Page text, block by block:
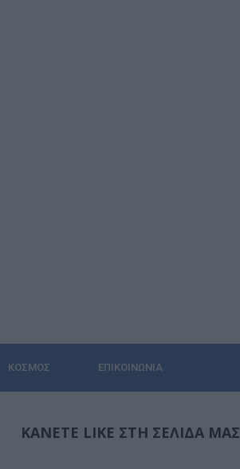
ΚΌΣΜΟΣ ΕΠΙΚΟΙΝΩΝΊΑ
ΚΆΝΕΤΕ LIKE ΣΤΗ ΣΕΛΊΔΑ ΜΑΣ